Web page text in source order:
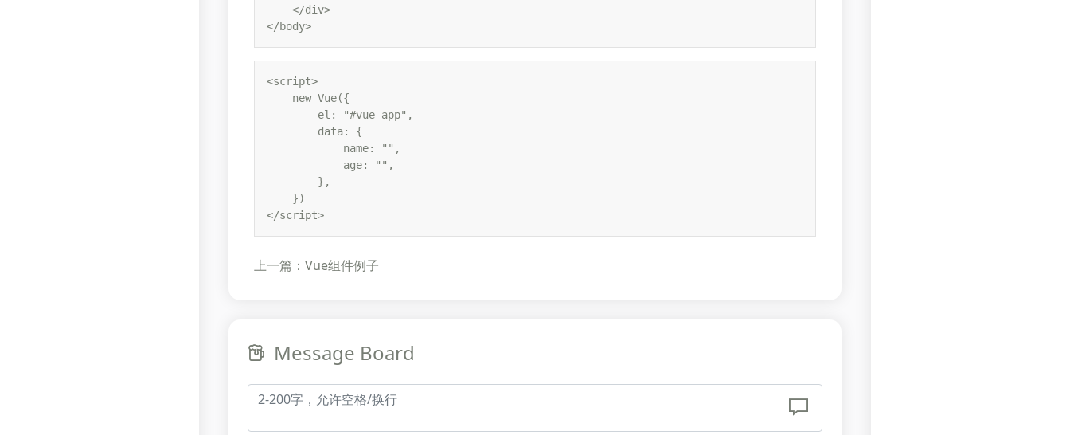
    </div>
</body>
<script>
    new Vue({
        el: "#vue-app",
        data: {
            name: "",
            age: "",
        },
    })
</script>
上一篇：Vue组件例子
Message Board